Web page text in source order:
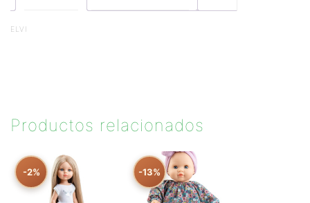
ELVI
Productos relacionados
-2% -13%